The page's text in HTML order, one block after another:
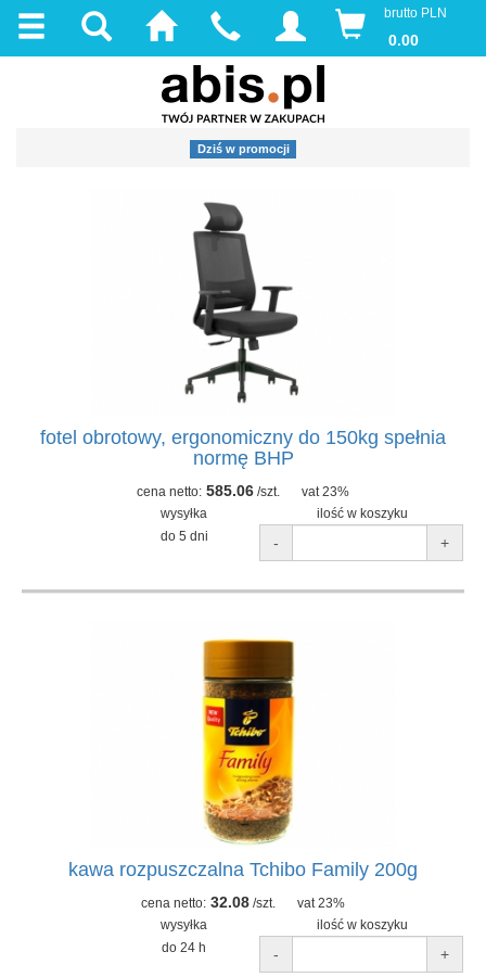
brutto PLN
0.00
Dziś w promocji
fotel obrotowy, ergonomiczny do 150kg spełnia
normę BHP
cena netto: 585.06 /szt.
vat 23%
wysyłka
ilość w koszyku
do 5 dni
- +
kawa rozpuszczalna Tchibo Family 200g
cena netto: 32.08 /szt.
vat 23%
wysyłka
ilość w koszyku
do 24 h
- +